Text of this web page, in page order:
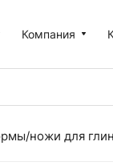
Компания
ножи для